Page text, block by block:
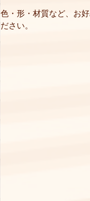
色・形・材質など、お
ださい。